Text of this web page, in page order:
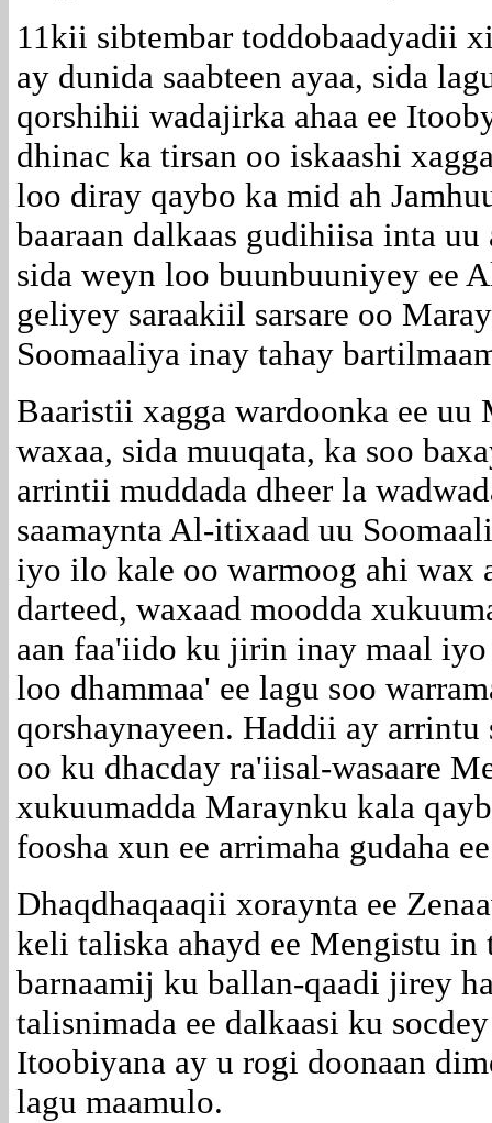
11kii sibtembar toddobaadyadii
ay dunida saabteen ayaa, sida
qorshihii wadajirka ahaa ee
dhinac ka tirsan oo iskaashi
loo diray qaybo ka mid ah
baaraan dalkaas gudihiisa inta
sida weyn loo buunbuuniyey ee
geliyey saraakiil sarsare oo
Soomaaliya inay tahay
Baaristii xagga wardoonka ee uu
waxaa, sida muuqata, ka soo
arrintii muddada dheer la
saamaynta Al-itixaad uu
iyo ilo kale oo warmoog ahi wax
darteed, waxaad moodda
aan faa'iido ku jirin inay maal
loo dhammaa' ee lagu soo
qorshaynayeen. Haddii ay arrintu
oo ku dhacday ra'iisal-wasaare
xukuumadda Maraynku kala
foosha xun ee arrimaha gudaha
Dhaqdhaqaaqii xoraynta ee
keli taliska ahayd ee Mengistu in
barnaamij ku ballan-qaadi jirey
talisnimada ee dalkaasi ku
Itoobiyana ay u rogi doonaan
lagu maamulo.